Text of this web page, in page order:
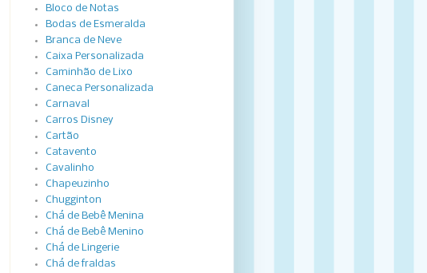
Bloco de Notas
Bodas de Esmeralda
Branca de Neve
Caixa Personalizada
Caminhão de Lixo
Caneca Personalizada
Carnaval
Carros Disney
Cartão
Catavento
Cavalinho
Chapeuzinho
Chugginton
Chá de Bebê Menina
Chá de Bebê Menino
Chá de Lingerie
Chá de fraldas